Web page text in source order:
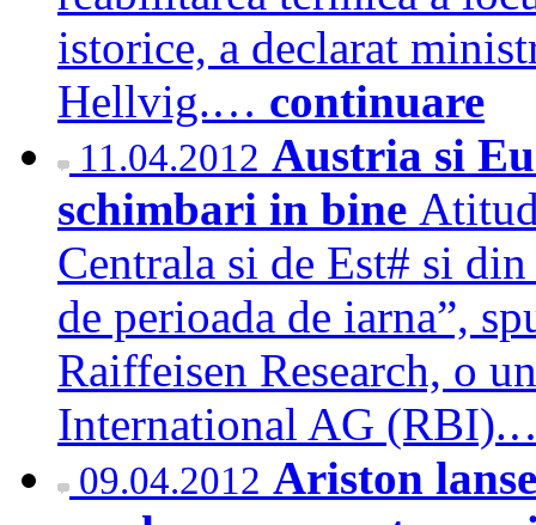
istorice, a declarat
Hellvig.… continuare
11.04.2012 Austria si
schimbari in bine
Centrala si de Est# si
de perioada de iarna”,
Raiffeisen Research, o
International AG
09.04.2012 Ariston